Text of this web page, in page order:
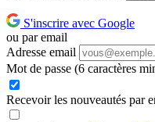
S'inscrire avec Google
ou par email
Adresse email
Mot de passe (6 caractères
Recevoir les nouveautés par